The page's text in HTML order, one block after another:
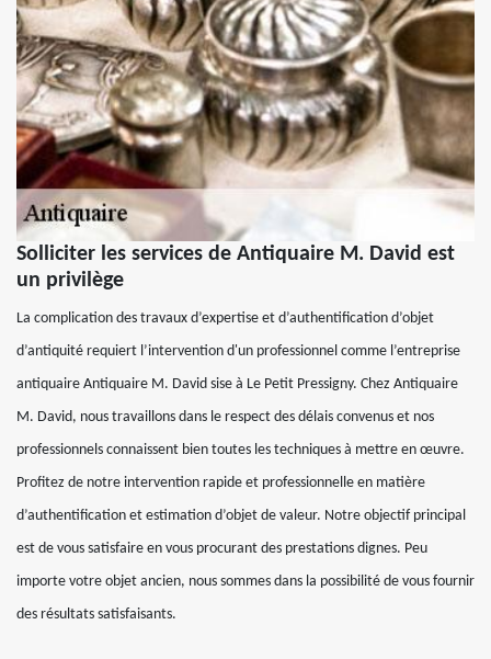
Solliciter les services de Antiquaire M. David est
un privilège
La complication des travaux d’expertise et d’authentification d’objet
d’antiquité requiert l’intervention d'un professionnel comme l’entreprise
antiquaire Antiquaire M. David sise à Le Petit Pressigny. Chez Antiquaire
M. David, nous travaillons dans le respect des délais convenus et nos
professionnels connaissent bien toutes les techniques à mettre en œuvre.
Profitez de notre intervention rapide et professionnelle en matière
d’authentification et estimation d’objet de valeur. Notre objectif principal
est de vous satisfaire en vous procurant des prestations dignes. Peu
importe votre objet ancien, nous sommes dans la possibilité de vous fournir
des résultats satisfaisants.